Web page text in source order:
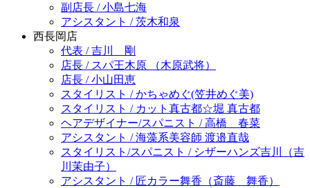
副店長 / 小島七海
アシスタント / 茨木和泉
西長岡店
代表 / 吉川 剛
店長 / スパ王木原 （木原武将）
店長 / 小山田恵
スタイリスト / かちゃめぐ(笠井めぐ美)
スタイリスト / カット真古都☆堀 真古都
ヘアデザイナー/スパニスト / 高橋 春菜
アシスタント / 海藻系美容師 渡邉直哉
スタイリスト/スパニスト / シザーハンズ吉川（吉
川茉由子）
アシスタント / 匠カラー舞香（斎藤 舞香）